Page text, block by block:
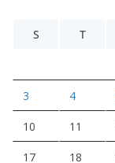
S
T
3 4
10 11
17 18